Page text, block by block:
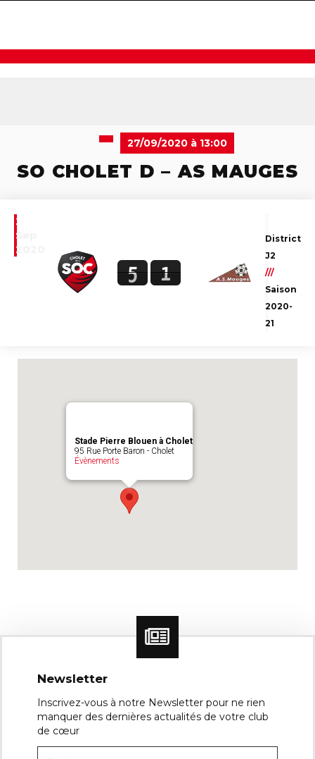
27/09/2020 à 13:00
SO CHOLET D – AS MAUGES
27
Sep
2020
5 1
District
J2
///
Saison
2020-
21
Stade Pierre Blouen à Cholet
95 Rue Porte Baron - Cholet
Évènements
Newsletter
Inscrivez-vous à notre Newsletter pour ne rien
manquer des dernières actualités de votre club
de cœur